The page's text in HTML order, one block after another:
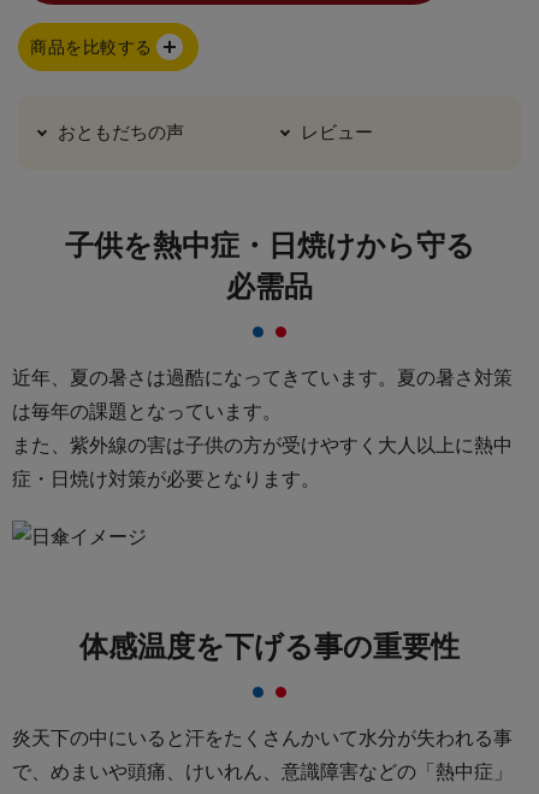
商品を比較する
おともだちの声 レビュー
子供を熱中症・日焼けから守る
必需品
近年、夏の暑さは過酷になってきています。夏の暑さ対策
は毎年の課題となっています。
また、紫外線の害は子供の方が受けやすく大人以上に熱中
症・日焼け対策が必要となります。
体感温度を下げる事の重要性
炎天下の中にいると汗をたくさんかいて水分が失われる事
で、めまいや頭痛、けいれん、 意識障害などの「熱中症」